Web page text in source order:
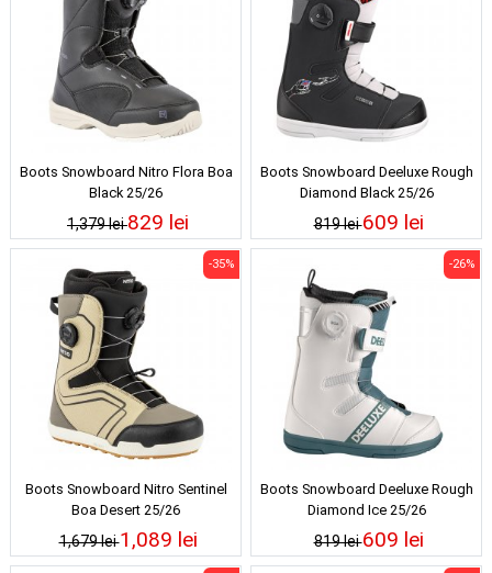
Boots Snowboard Nitro Flora Boa
Black 25/26
1,379 lei829 lei
Boots Snowboard Deeluxe Rough
Diamond Black 25/26
819 lei609 lei
Boots Snowboard Nitro Sentinel
Boa Desert 25/26
1,679 lei
-35%
1,089 lei
Boots Snowboard Deeluxe Rough
Diamond Ice 25/26
819 lei
-26%
609 lei